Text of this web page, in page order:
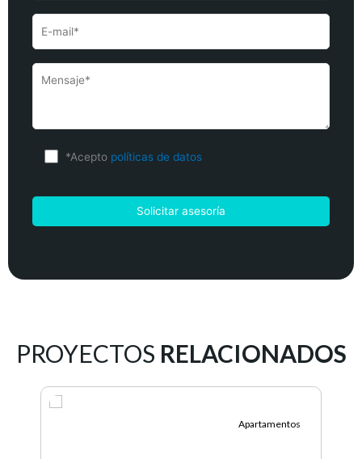
*Acepto políticas de datos
PROYECTOS RELACIONADOS
Apartamentos